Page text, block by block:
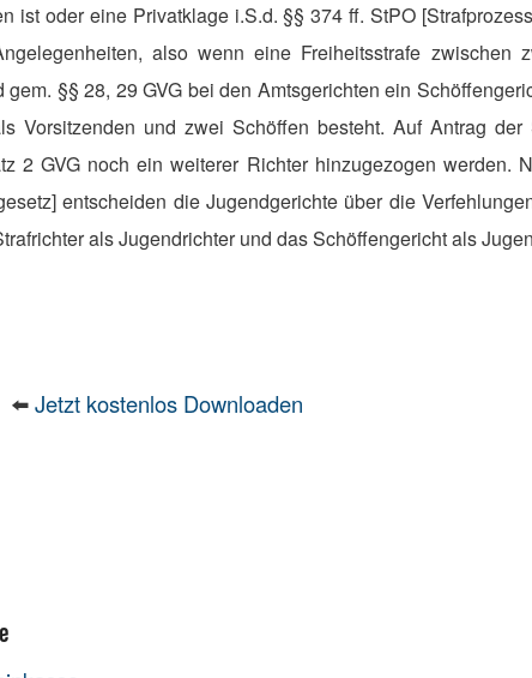
ist oder eine Privatklage i.S.d. §§ 374 ff. StPO
also wenn eine Freiheitsstrafe zwischen
gem. §§ 28, 29 GVG bei den Amtsgerichten ein
Vorsitzenden und zwei Schöffen besteht. Auf Antrag der
2 GVG noch ein weiterer Richter hinzugezogen werden.
entscheiden die Jugendgerichte über die
als Jugendrichter und das Schöffengericht als
⬅️Jetzt kostenlos Downloaden